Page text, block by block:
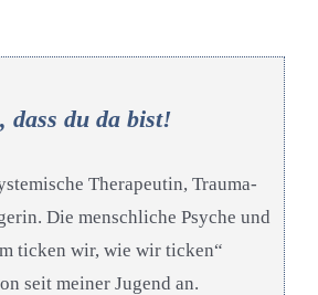
dass du da bist!
Therapeutin, Trauma-
Die menschliche Psyche und
ticken wir, wie wir ticken“
seit meiner Jugend an.